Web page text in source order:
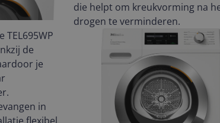
die helpt om kreukvorming na
drogen te verminderen.
TEL695WP
de
je
in